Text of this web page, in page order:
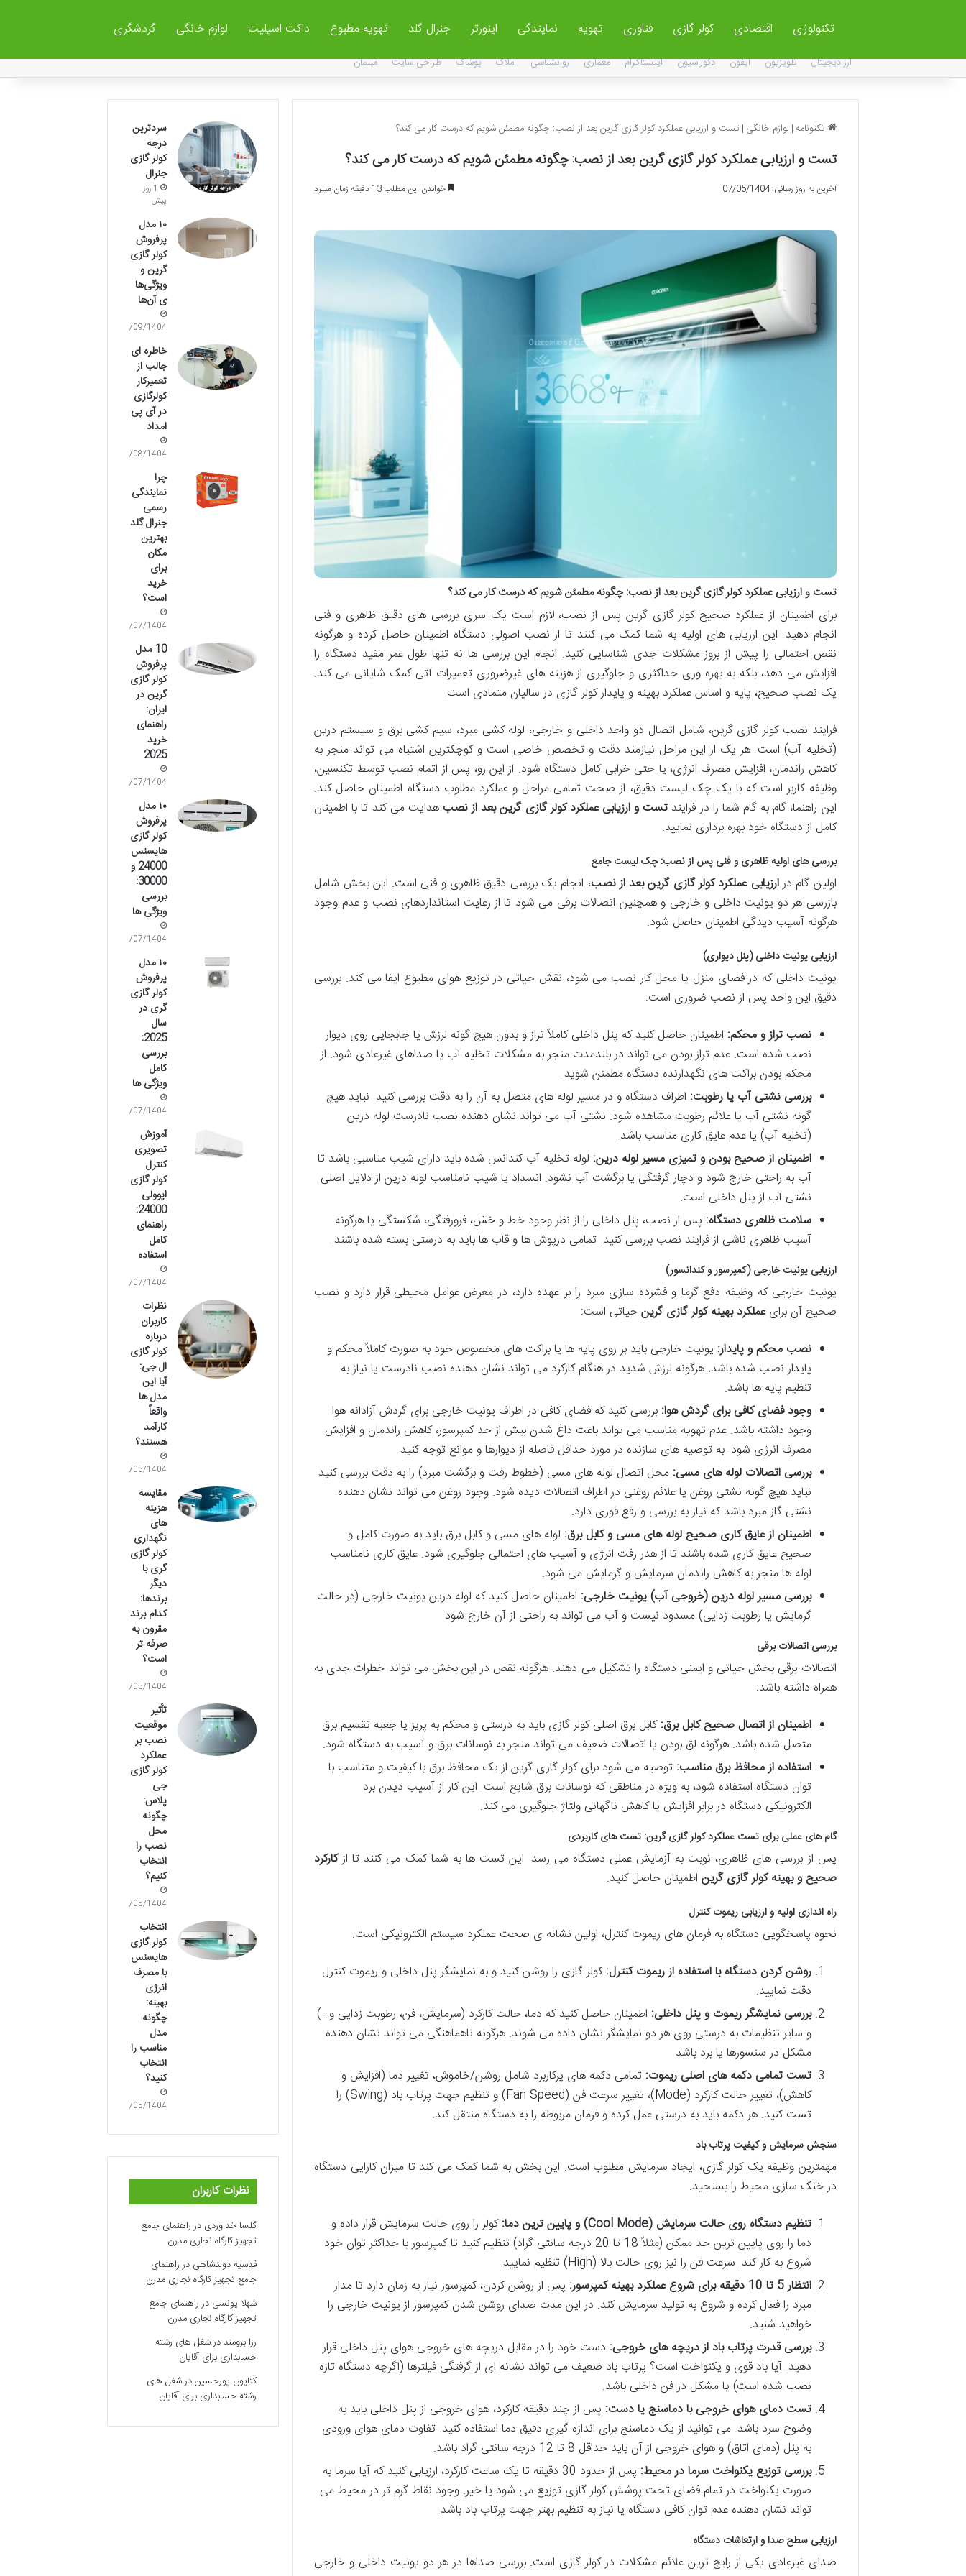
تکنولوژی اقتصادی کولر گازی فناوری تهویه نمایندگی اینورتر جنرال گلد تهویه مطبوع داکت اسپلیت لوازم خانگی گردشگری
ارز دیجیتال تلویزیون آیفون دکوراسیون اینستاگرام معماری روانشناسی املاک پوشاک طراحی سایت مبلمان
تکنونامه | لوازم خانگی | تست و ارزیابی عملکرد کولر گازی گرین بعد از نصب: چگونه مطمئن شویم که درست کار می کند؟
تست و ارزیابی عملکرد کولر گازی گرین بعد از نصب: چگونه مطمئن شویم که درست کار می کند؟
آخرین به روز رسانی: 07/05/1404 خواندن این مطلب 13 دقیقه زمان میبرد
تست و ارزیابی عملکرد کولر گازی گرین بعد از نصب: چگونه مطمئن شویم که درست کار می کند؟
برای اطمینان از عملکرد صحیح کولر گازی گرین پس از نصب، لازم است یک سری بررسی های دقیق ظاهری و فنی
انجام دهید. این ارزیابی های اولیه به شما کمک می کنند تا از نصب اصولی دستگاه اطمینان حاصل کرده و هرگونه
نقص احتمالی را پیش از بروز مشکلات جدی شناسایی کنید. انجام این بررسی ها نه تنها طول عمر مفید دستگاه را
افزایش می دهد، بلکه به بهره وری حداکثری و جلوگیری از هزینه های غیرضروری تعمیرات آتی کمک شایانی می کند.
یک نصب صحیح، پایه و اساس عملکرد بهینه و پایدار کولر گازی در سالیان متمادی است.
فرایند نصب کولر گازی گرین، شامل اتصال دو واحد داخلی و خارجی، لوله کشی مبرد، سیم کشی برق و سیستم درین
(تخلیه آب) است. هر یک از این مراحل نیازمند دقت و تخصص خاصی است و کوچکترین اشتباه می تواند منجر به
کاهش راندمان، افزایش مصرف انرژی، یا حتی خرابی کامل دستگاه شود. از این رو، پس از اتمام نصب توسط تکنسین،
وظیفه کاربر است که با یک چک لیست دقیق، از صحت تمامی مراحل و عملکرد مطلوب دستگاه اطمینان حاصل کند.
این راهنما، گام به گام شما را در فرایندتست و ارزیابی عملکرد کولر گازی گرین بعد از نصب هدایت می کند تا با اطمینان
کامل از دستگاه خود بهره برداری نمایید.
بررسی های اولیه ظاهری و فنی پس از نصب: چک لیست جامع
اولین گام درارزیابی عملکرد کولر گازی گرین بعد از نصب، انجام یک بررسی دقیق ظاهری و فنی است. این بخش شامل
بازرسی هر دو یونیت داخلی و خارجی و همچنین اتصالات برقی می شود تا از رعایت استانداردهای نصب و عدم وجود
هرگونه آسیب دیدگی اطمینان حاصل شود.
ارزیابی یونیت داخلی (پنل دیواری)
یونیت داخلی که در فضای منزل یا محل کار نصب می شود، نقش حیاتی در توزیع هوای مطبوع ایفا می کند. بررسی
دقیق این واحد پس از نصب ضروری است:
نصب تراز و محکم: اطمینان حاصل کنید که پنل داخلی کاملاً تراز و بدون هیچ گونه لرزش یا جابجایی روی دیوار
نصب شده است. عدم تراز بودن می تواند در بلندمدت منجر به مشکلات تخلیه آب یا صداهای غیرعادی شود. از
محکم بودن براکت های نگهدارنده دستگاه مطمئن شوید.
بررسی نشتی آب یا رطوبت: اطراف دستگاه و در مسیر لوله های متصل به آن را به دقت بررسی کنید. نباید هیچ
گونه نشتی آب یا علائم رطوبت مشاهده شود. نشتی آب می تواند نشان دهنده نصب نادرست لوله درین
(تخلیه آب) یا عدم عایق کاری مناسب باشد.
اطمینان از صحیح بودن و تمیزی مسیر لوله درین: لوله تخلیه آب کندانس شده باید دارای شیب مناسبی باشد تا
آب به راحتی خارج شود و دچار گرفتگی یا برگشت آب نشود. انسداد یا شیب نامناسب لوله درین از دلایل اصلی
نشتی آب از پنل داخلی است.
سلامت ظاهری دستگاه: پس از نصب، پنل داخلی را از نظر وجود خط و خش، فرورفتگی، شکستگی یا هرگونه
آسیب ظاهری ناشی از فرایند نصب بررسی کنید. تمامی درپوش ها و قاب ها باید به درستی بسته شده باشند.
ارزیابی یونیت خارجی (کمپرسور و کندانسور)
یونیت خارجی که وظیفه دفع گرما و فشرده سازی مبرد را بر عهده دارد، در معرض عوامل محیطی قرار دارد و نصب
صحیح آن برایعملکرد بهینه کولر گازی گرین حیاتی است:
نصب محکم و پایدار: یونیت خارجی باید بر روی پایه ها یا براکت های مخصوص خود به صورت کاملاً محکم و
پایدار نصب شده باشد. هرگونه لرزش شدید در هنگام کارکرد می تواند نشان دهنده نصب نادرست یا نیاز به
تنظیم پایه ها باشد.
وجود فضای کافی برای گردش هوا: بررسی کنید که فضای کافی در اطراف یونیت خارجی برای گردش آزادانه هوا
وجود داشته باشد. عدم تهویه مناسب می تواند باعث داغ شدن بیش از حد کمپرسور، کاهش راندمان و افزایش
مصرف انرژی شود. به توصیه های سازنده در مورد حداقل فاصله از دیوارها و موانع توجه کنید.
بررسی اتصالات لوله های مسی: محل اتصال لوله های مسی (خطوط رفت و برگشت مبرد) را به دقت بررسی کنید.
نباید هیچ گونه نشتی روغن یا علائم روغنی در اطراف اتصالات دیده شود. وجود روغن می تواند نشان دهنده
نشتی گاز مبرد باشد که نیاز به بررسی و رفع فوری دارد.
اطمینان از عایق کاری صحیح لوله های مسی و کابل برق: لوله های مسی و کابل برق باید به صورت کامل و
صحیح عایق کاری شده باشند تا از هدر رفت انرژی و آسیب های احتمالی جلوگیری شود. عایق کاری نامناسب
لوله ها منجر به کاهش راندمان سرمایش و گرمایش می شود.
بررسی مسیر لوله درین (خروجی آب) یونیت خارجی: اطمینان حاصل کنید که لوله درین یونیت خارجی (در حالت
گرمایش یا رطوبت زدایی) مسدود نیست و آب می تواند به راحتی از آن خارج شود.
بررسی اتصالات برقی
اتصالات برقی بخش حیاتی و ایمنی دستگاه را تشکیل می دهند. هرگونه نقص در این بخش می تواند خطرات جدی به
همراه داشته باشد:
اطمینان از اتصال صحیح کابل برق:کابل برق اصلی کولر گازی باید به درستی و محکم به پریز یا جعبه تقسیم برق
متصل شده باشد. هرگونه لق بودن یا اتصالات ضعیف می تواند منجر به نوسانات برق و آسیب به دستگاه شود.
استفاده از محافظ برق مناسب: توصیه می شود برای کولر گازی گرین از یک محافظ برق با کیفیت و متناسب با
توان دستگاه استفاده شود، به ویژه در مناطقی که نوسانات برق شایع است. این کار از آسیب دیدن برد
الکترونیکی دستگاه در برابر افزایش یا کاهش ناگهانی ولتاژ جلوگیری می کند.
گام های عملی برای تست عملکرد کولر گازی گرین: تست های کاربردی
پس از بررسی های ظاهری، نوبت به آزمایش عملی دستگاه می رسد. این تست ها به شما کمک می کنند تا ازکارکرد
صحیح و بهینه کولر گازی گرین اطمینان حاصل کنید.
راه اندازی اولیه و ارزیابی ریموت کنترل
نحوه پاسخگویی دستگاه به فرمان های ریموت کنترل، اولین نشانه ی صحت عملکرد سیستم الکترونیکی است.
روشن کردن دستگاه با استفاده از ریموت کنترل:کولر گازی را روشن کنید و به نمایشگر پنل داخلی و ریموت کنترل
دقت نمایید.
بررسی نمایشگر ریموت و پنل داخلی: اطمینان حاصل کنید که دما، حالت کارکرد (سرمایش، فن، رطوبت زدایی و…)
و سایر تنظیمات به درستی روی هر دو نمایشگر نشان داده می شوند. هرگونه ناهماهنگی می تواند نشان دهنده
مشکل در سنسورها یا برد باشد.
تست تمامی دکمه های اصلی ریموت: تمامی دکمه های پرکاربرد شامل روشن/خاموش، تغییر دما (افزایش و
کاهش)، تغییر حالت کارکرد (Mode)، تغییر سرعت فن (Fan Speed) و تنظیم جهت پرتاب باد (Swing) را
تست کنید. هر دکمه باید به درستی عمل کرده و فرمان مربوطه را به دستگاه منتقل کند.
سنجش سرمایش و کیفیت پرتاب باد
مهمترین وظیفه یک کولر گازی، ایجاد سرمایش مطلوب است. این بخش به شما کمک می کند تا میزان کارایی دستگاه
در خنک سازی محیط را بسنجید.
تنظیم دستگاه روی حالت سرمایش (Cool Mode) و پایین ترین دما:
کولر را روی حالت سرمایش قرار داده و
دما را روی پایین ترین حد ممکن (مثلاً 18 تا 20 درجه سانتی گراد) تنظیم کنید تا کمپرسور با حداکثر توان خود
شروع به کار کند. سرعت فن را نیز روی حالت بالا (High) تنظیم نمایید.
انتظار 5 تا 10 دقیقه برای شروع عملکرد بهینه کمپرسور:
پس از روشن کردن، کمپرسور نیاز به زمان دارد تا مدار
مبرد را فعال کرده و شروع به تولید سرمایش کند. در این مدت صدای روشن شدن کمپرسور از یونیت خارجی را
خواهید شنید.
بررسی قدرت پرتاب باد از دریچه های خروجی: دست خود را در مقابل دریچه های خروجی هوای پنل داخلی قرار
دهید. آیا باد قوی و یکنواخت است؟ پرتاب باد ضعیف می تواند نشانه ای از گرفتگی فیلترها (اگرچه دستگاه تازه
نصب شده است) یا مشکل در فن داخلی باشد.
تست دمای هوای خروجی با دماسنج یا دست: پس از چند دقیقه کارکرد، هوای خروجی از پنل داخلی باید به
وضوح سرد باشد. می توانید از یک دماسنج برای اندازه گیری دقیق دما استفاده کنید. تفاوت دمای هوای ورودی
به پنل (دمای اتاق) و هوای خروجی از آن باید حداقل 8 تا 12 درجه سانتی گراد باشد.
بررسی توزیع یکنواخت سرما در محیط:
پس از حدود 30 دقیقه تا یک ساعت کارکرد، ارزیابی کنید که آیا سرما به
صورت یکنواخت در تمام فضای تحت پوشش کولر گازی توزیع می شود یا خیر. وجود نقاط گرم تر در محیط می
تواند نشان دهنده عدم توان کافی دستگاه یا نیاز به تنظیم بهتر جهت پرتاب باد باشد.
ارزیابی سطح صدا و ارتعاشات دستگاه
صدای غیرعادی یکی از رایج ترین علائم مشکلات در کولر گازی است. بررسی صداها در هر دو یونیت داخلی و خارجی
سردترین
درجه
کولر گازی
جنرال
1 روز
پیش
۱۰ مدل
پرفروش
کولر گازی
گرین و
ویژگی‌ها
ی آن‌ها
29/09/1404
خاطره ای
جالب از
تعمیرکار
کولرگازی
در آی پی
امداد
08/08/1404
چرا
نمایندگی
رسمی
جنرال گلد
بهترین
مکان
برای
خرید
است؟
27/07/1404
10 مدل
پرفروش
کولر گازی
گرین در
ایران:
راهنمای
خرید
2025
05/07/1404
۱۰ مدل
پرفروش
کولر گازی
هایسنس
24000 و
30000:
بررسی
ویژگی ها
02/07/1404
۱۰ مدل
پرفروش
کولر گازی
گری در
سال
2025:
بررسی
کامل
ویژگی ها
02/07/1404
آموزش
تصویری
کنترل
کولر گازی
ایوولی
24000:
راهنمای
کامل
استفاده
02/07/1404
نظرات
کاربران
درباره
کولر گازی
ال جی:
آیا این
مدل ها
واقعاً
کارآمد
هستند؟
12/05/1404
مقایسه
هزینه
های
نگهداری
کولر گازی
گری با
دیگر
برندها:
کدام برند
مقرون به
صرفه تر
است؟
08/05/1404
تأثیر
موقعیت
نصب بر
عملکرد
کولر گازی
جی
پلاس:
چگونه
محل
نصب را
انتخاب
کنیم؟
07/05/1404
انتخاب
کولر گازی
هایسنس
با مصرف
انرژی
بهینه:
چگونه
مدل
مناسب را
انتخاب
کنید؟
07/05/1404
نظرات کاربران
گلسا خداوردی درراهنمای جامع
تجهیز کارگاه نجاری مدرن
قدسیه دولتشاهی درراهنمای
جامع تجهیز کارگاه نجاری مدرن
شهلا یونسی درراهنمای جامع
تجهیز کارگاه نجاری مدرن
رزا برومنددرشغل های رشته
حسابداری برای آقایان
کتایون پورحسیندرشغل های
رشته حسابداری برای آقایان